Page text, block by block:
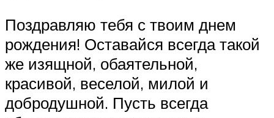
Поздравляю тебя с твоим днем
рождения! Оставайся всегда такой
же изящной, обаятельной,
красивой, веселой, милой и
добродушной. Пусть всегда